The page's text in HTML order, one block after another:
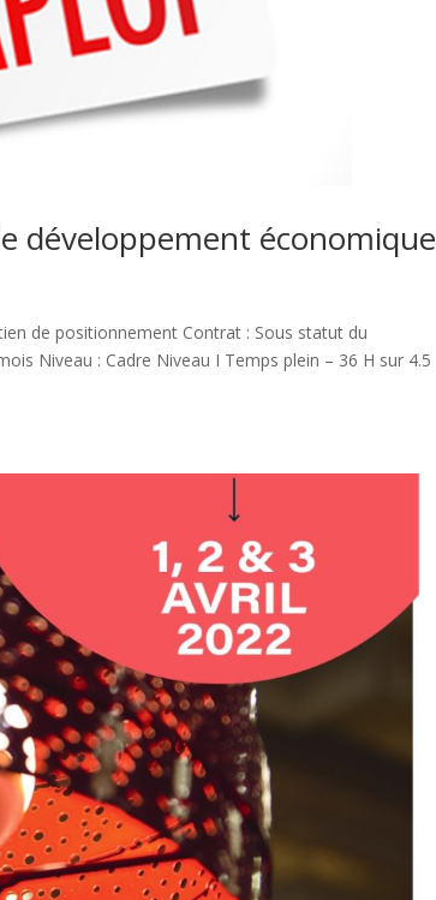
développement économique
de positionnement Contrat : Sous statut du
Niveau : Cadre Niveau I Temps plein – 36 H sur 4.5